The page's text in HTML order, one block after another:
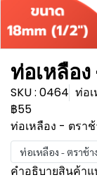
ท่อเหลือ
SKU : 0464 ท่อ
฿55
ท่อเหลือง - ตราช้
ท่อเหลือง - ตราช้
คำอธิบายสินค้าแ